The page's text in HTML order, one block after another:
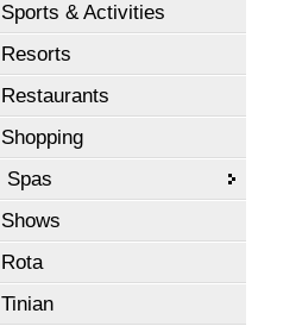
Sports & Activities
Resorts
Restaurants
Shopping
Spas
Shows
Rota
Tinian